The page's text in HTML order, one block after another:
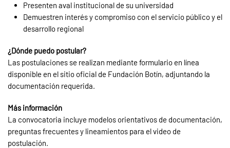
Presenten aval institucional de su universidad
Demuestren interés y compromiso con el servicio público y el
desarrollo regional
¿Dónde puedo postular?
Las postulaciones se realizan mediante formulario en línea
disponible en el sitio oficial de Fundación Botín, adjuntando la
documentación requerida.
Más información
La convocatoria incluye modelos orientativos de documentación,
preguntas frecuentes y lineamientos para el video de
postulación.